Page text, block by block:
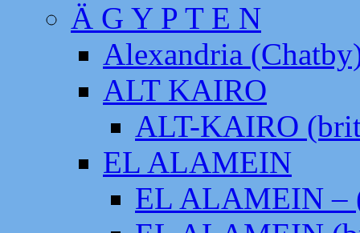
Ä G Y P T E N
Alexandria
ALT KAIRO
ALT-KAIRO
EL ALAMEIN
EL ALAMEIN –